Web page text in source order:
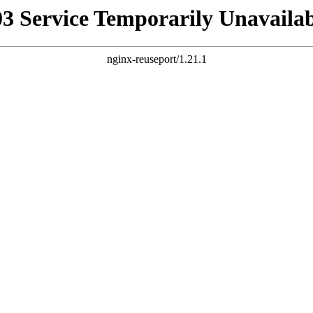
Service Temporarily
nginx-reuseport/1.21.1